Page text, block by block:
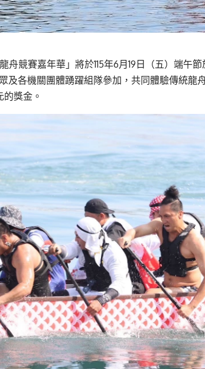
龍舟競賽嘉年華」將於115年6月19日（五）端
及各機關團體踴躍組隊參加，共同體驗傳統龍
獎金。